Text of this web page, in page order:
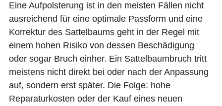
Eine Aufpolsterung ist in den meisten Fällen nicht
ausreichend für eine optimale Passform und eine
Korrektur des Sattelbaums geht in der Regel mit
einem hohen Risiko von dessen Beschädigung
oder sogar Bruch einher. Ein Sattelbaumbruch tritt
meistens nicht direkt bei oder nach der Anpassung
auf, sondern erst später. Die Folge: hohe
Reparaturkosten oder der Kauf eines neuen